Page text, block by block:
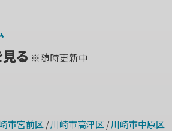
る ※随時更新中
市宮前区 / 川崎市高津区 / 川崎市中原区